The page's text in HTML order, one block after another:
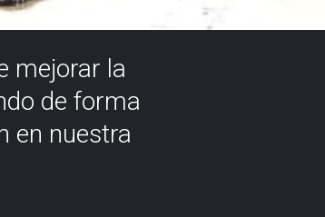
mejorar la
de forma
en nuestra